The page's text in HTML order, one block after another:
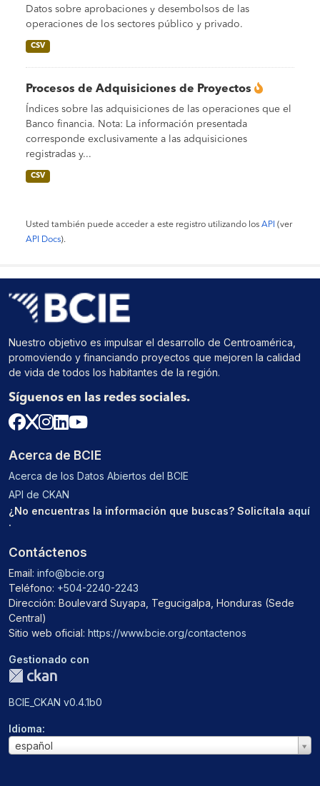
Datos sobre aprobaciones y desembolsos de las
operaciones de los sectores público y privado.
CSV
Procesos de Adquisiciones de Proyectos
Índices sobre las adquisiciones de las operaciones que el
Banco financia. Nota: La información presentada
corresponde exclusivamente a las adquisiciones
registradas y...
CSV
Usted también puede acceder a este registro utilizando los API (ver
API Docs).
Nuestro objetivo es impulsar el desarrollo de Centroamérica,
promoviendo y financiando proyectos que mejoren la calidad
de vida de todos los habitantes de la región.
Síguenos en las redes sociales.
Acerca de BCIE
Acerca de los Datos Abiertos del BCIE
API de CKAN
¿No encuentras la información que buscas? Solicítala aquí
.
Contáctenos
Email: info@bcie.org
Teléfono: +504-2240-2243
Dirección: Boulevard Suyapa, Tegucigalpa, Honduras (Sede
Central)
Sitio web oficial: https://www.bcie.org/contactenos
Gestionado con
BCIE_CKAN v0.4.1b0
Idioma
español
Idioma